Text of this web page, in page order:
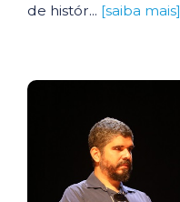
de histór... [saiba mais]